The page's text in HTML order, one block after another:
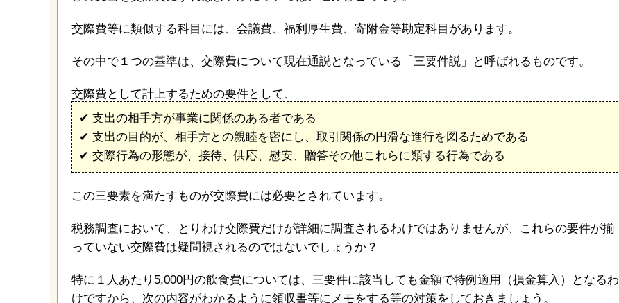
交際費等に類似する科目には、会議費、福利厚生費、寄附金等勘定科目があります。
その中で１つの基準は、交際費について現在通説となっている「三要件説」と呼ばれるものです。
交際費として計上するための要件として、
✔︎ 支出の相手方が事業に関係のある者である
✔︎ 支出の目的が、相手方との親睦を密にし、取引関係の円滑な進行を図るためである
✔︎ 交際行為の形態が、接待、供応、慰安、贈答その他これらに類する行為である
この三要素を満たすものが交際費には必要とされています。
税務調査において、とりわけ交際費だけが詳細に調査されるわけではありませんが、これらの要件が揃
っていない交際費は疑問視されるのではないでしょうか？
特に１人あたり5,000円の飲食費については、三要件に該当しても金額で特例適用（損金算入）となるわ
けですから、次の内容がわかるように領収書等にメモをする等の対策をしておきましょう。